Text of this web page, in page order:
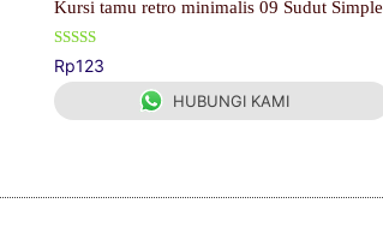
Kursi tamu retro minimalis 09 Sudut Simple
Dinilai
4.00
dari 5
Rp123
HUBUNGI KAMI